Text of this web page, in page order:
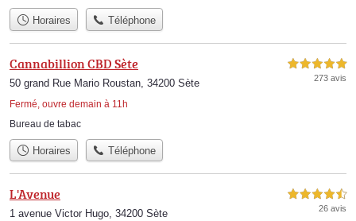
Horaires Téléphone
Cannabillion CBD Sète
50 grand Rue Mario Roustan, 34200 Sète
Fermé, ouvre demain à 11h
5,0 étoiles sur 5
273 avis
Bureau de tabac
Horaires Téléphone
L'Avenue
1 avenue Victor Hugo, 34200 Sète
4,5 étoiles sur 5
26 avis